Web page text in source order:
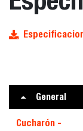
General
Cucharón -